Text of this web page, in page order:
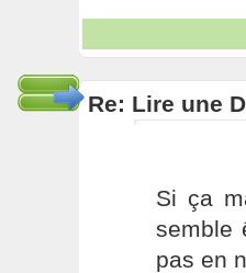
Re: Lire une
Si ça
semble
pas en